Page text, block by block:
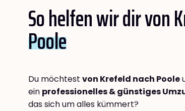
So helfen wir dir von
Poole
Du möchtest von Krefeld nach Poole
ein professionelles & günstiges
das sich um alles kümmert?